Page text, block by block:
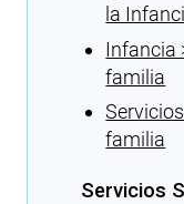
la
Infancia
familia
familia
Servicios